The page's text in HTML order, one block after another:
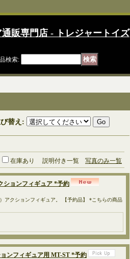
通販専門店 - トレジャートイズ
検索:
替え :
在庫あり 説明付き一覧 写真のみ一覧
ションフィギュア *予約
）アクションフィギュア。 【予約品】 *こちらの商品
ンフィギュア用 MT-ST *予約